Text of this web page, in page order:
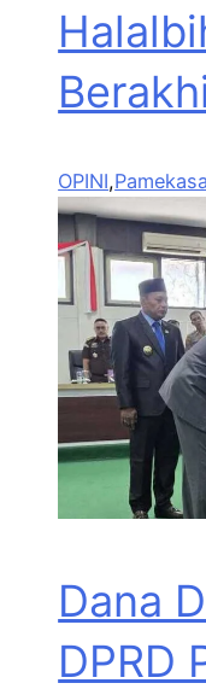
OPINI,
Dana
DPRD